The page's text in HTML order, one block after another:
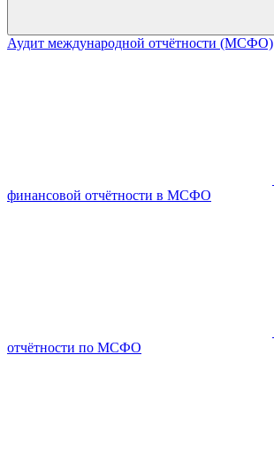
Аудит международной отчётности (МСФО)
финансовой отчётности в МСФО
отчётности по МСФО